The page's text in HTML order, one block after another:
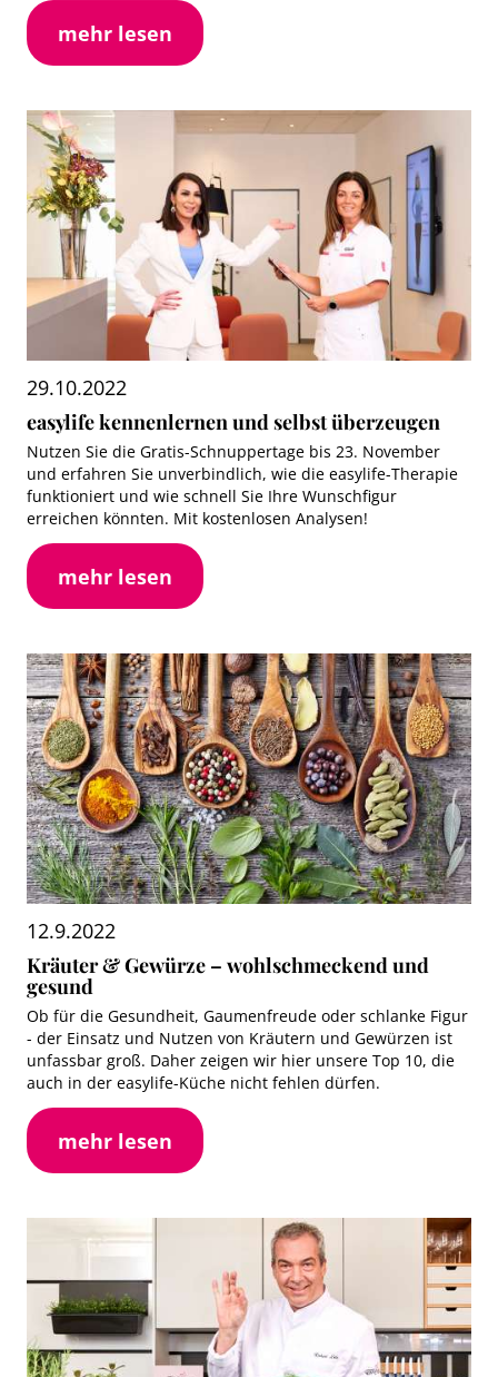
mehr lesen
29.10.2022
easylife kennenlernen und selbst überzeugen
Nutzen Sie die Gratis-Schnuppertage bis 23. November
und erfahren Sie unverbindlich, wie die easylife-Therapie
funktioniert und wie schnell Sie Ihre Wunschfigur
erreichen könnten. Mit kostenlosen Analysen!
mehr lesen
12.9.2022
Kräuter & Gewürze – wohlschmeckend und
gesund
Ob für die Gesundheit, Gaumenfreude oder schlanke Figur
- der Einsatz und Nutzen von Kräutern und Gewürzen ist
unfassbar groß. Daher zeigen wir hier unsere Top 10, die
auch in der easylife-Küche nicht fehlen dürfen.
mehr lesen